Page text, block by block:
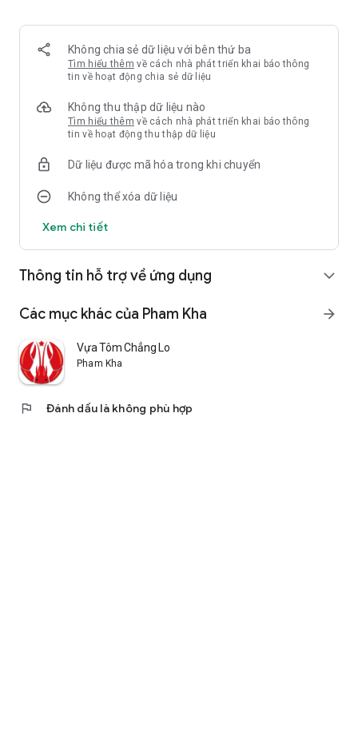
Không chia sẻ dữ liệu với bên thứ ba
Tìm hiểu thêm về cách nhà phát triển khai báo thông
tin về hoạt động chia sẻ dữ liệu
Không thu thập dữ liệu nào
Tìm hiểu thêm về cách nhà phát triển khai báo thông
tin về hoạt động thu thập dữ liệu
Dữ liệu được mã hóa trong khi chuyển
Không thể xóa dữ liệu
Xem chi tiết
Thông tin hỗ trợ về ứng dụng expand_more
Các mục khác của Pham Kha arrow_forward
Vựa Tôm Chẳng Loan
Pham Kha
flag Đánh dấu là không phù hợp